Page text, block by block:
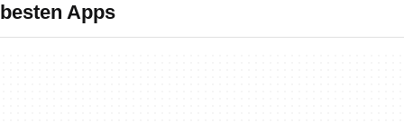
besten Apps